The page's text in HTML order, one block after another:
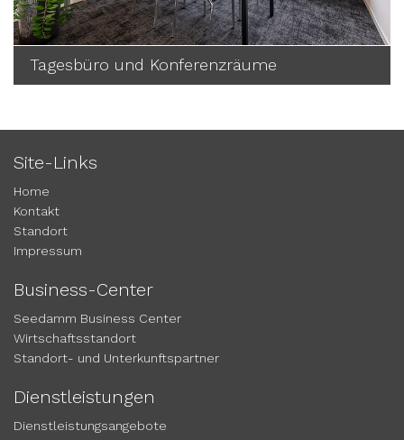
Tagesbüro und Konferenzräume
Site-Links
Home
Kontakt
Standort
Impressum
Business-Center
Seedamm Business Center
Wirtschaftsstandort
Standort- und Unterkunftspartner
Dienstleistungen
Dienstleistungsangebote